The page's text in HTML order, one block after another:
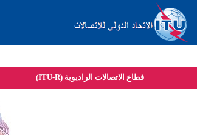
قطاع الاتصالات الراديوية (ITU-R)